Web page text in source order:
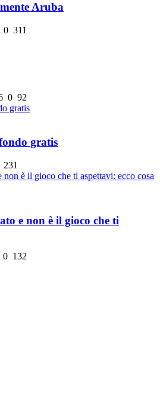
Aruba
0 311
0 92
gratis
231
e non è il gioco che ti
0 132